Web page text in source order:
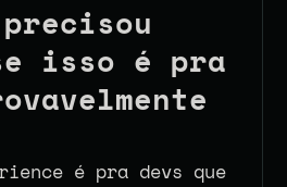
isso é pra
é pra devs que